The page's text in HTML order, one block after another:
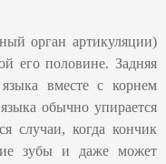
орган артикуляции)
его половине. Задняя
вместе с корнем
обычно упирается
случаи, когда кончик
зубы и даже может